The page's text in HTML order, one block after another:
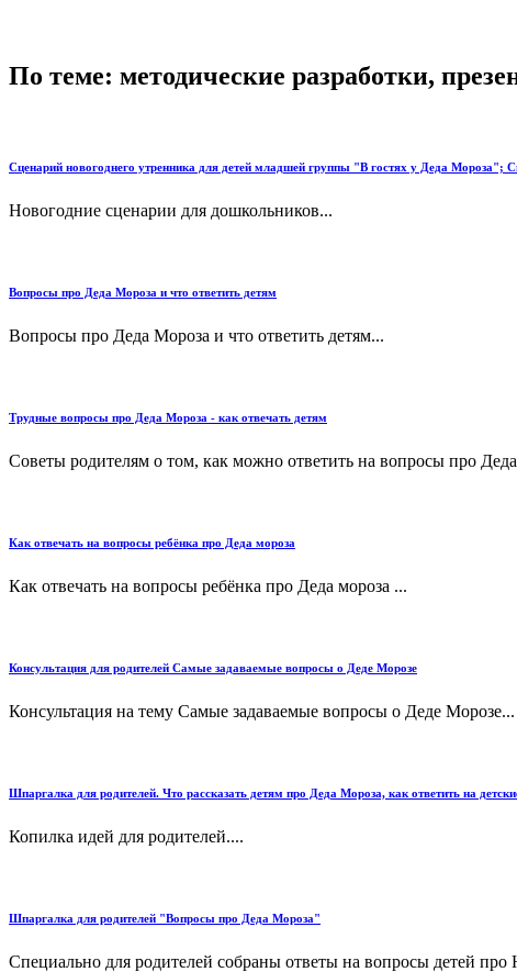
По теме: методические разработки,
Сценарий новогоднего утренника для детей младшей группы "В гостях у Деда Мороза";
Новогодние сценарии для дошкольников...
Вопросы про Деда Мороза и что ответить детям
Вопросы про Деда Мороза и что ответить детям...
Трудные вопросы про Деда Мороза - как отвечать детям
Советы родителям о том, как можно ответить на вопросы про
Как отвечать на вопросы ребёнка про Деда мороза
Как отвечать на вопросы ребёнка про Деда мороза ...
Консультация для родителей Самые задаваемые вопросы о Деде Морозе
Консультация на тему Самые задаваемые вопросы о Деде Морозе...
Шпаргалка для родителей. Что рассказать детям про Деда Мороза, как ответить на
Копилка идей для родителей....
Шпаргалка для родителей "Вопросы про Деда Мороза"
Специально для родителей собраны ответы на вопросы детей